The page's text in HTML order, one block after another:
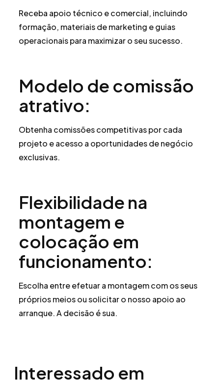
Receba apoio técnico e comercial, incluindo
formação, materiais de marketing e guias
operacionais para maximizar o seu sucesso.
Modelo de comissão
atrativo:
Obtenha comissões competitivas por cada
projeto e acesso a oportunidades de negócio
exclusivas.
Flexibilidade na
montagem e
colocação em
funcionamento:
Escolha entre efetuar a montagem com os seus
próprios meios ou solicitar o nosso apoio ao
arranque. A decisão é sua.
Interessado em